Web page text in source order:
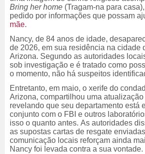
Bring her home (Tragam-na para
pedido por informações que possam
mãe.
Nancy, de 84 anos de idade,
de 2026, em sua residência na cidade
Arizona. Segundo as autoridades
sob investigação e é tratado como
o momento, não há suspeitos
Entretanto, em maio, o xerife do
Arizona, compartilhou uma
revelando que seu departamento está
conjunto com o FBI e outros
isso o quanto antes. As autoridades
as supostas cartas de resgate
comunicação locais reforçam ainda
Nancy foi levada contra a sua vontade.